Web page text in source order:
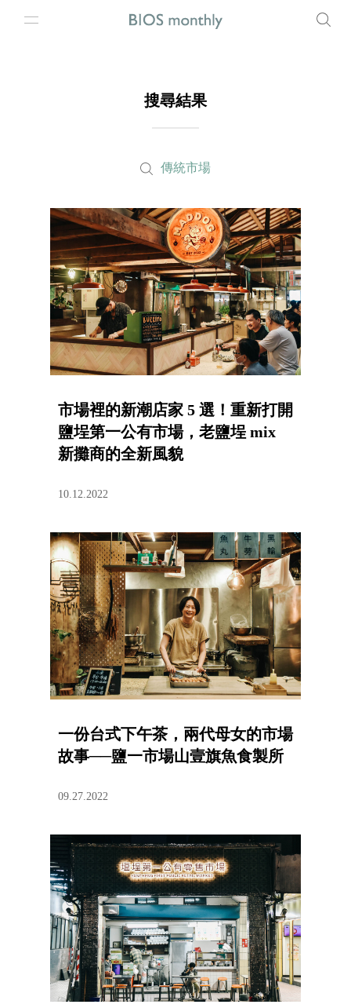
搜尋結果
傳統市場
市場裡的新潮店家 5 選！重新打開
鹽埕第一公有市場，老鹽埕 mix
新攤商的全新風貌
10.12.2022
一份台式下午茶，兩代母女的市場
故事──鹽一市場山壹旗魚食製所
09.27.2022